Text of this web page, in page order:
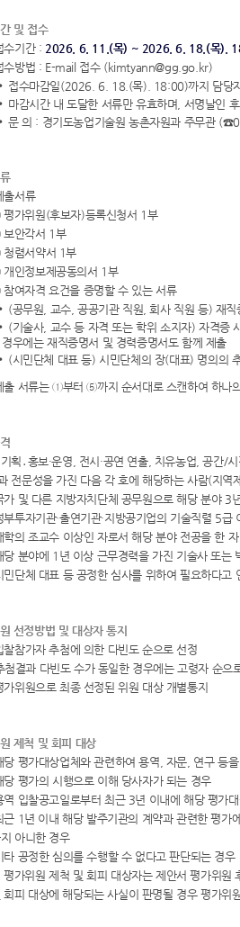
및 접수
수기간 : 2026. 6. 11.(목) ~ 2026. 6. 18.(목).
수방법 : E-mail 접수 (kimtyann@gg.go.kr)
접수마감일(2026. 6. 18.(목). 18:00)까지 담당
마감시간 내 도달한 서류만 유효하며, 서명날인
문 의 : 경기도농업기술원 농촌자원과 주무관
출서류
가위원(후보자)등록신청서 1부
안각서 1부
렴서약서 1부
인정보제공동의서 1부
여자격 요건을 증명할 수 있는 서류
(공무원, 교수, 공공기관 직원, 회사 직원 등) 재직
(기술사, 교수 등 자격 또는 학위 소지자) 자격증
경우에는 재직증명서 및 경력증명서도 함께 제출
(시민단체 대표 등) 시민단체의 장(대표) 명의의
출 서류는 ①부터 ⑤까지 순서대로 스캔하여 하나
획․홍보·운영, 전시·공연 연출, 치유농업, 공간/
전문성을 가진 다음 각 호에 해당하는 사람(지역
가 및 다른 지방자치단체 공무원으로 해당 분야 3
부투자기관·출연기관·지방공기업의 기술직렬 5
학의 조교수 이상인 자로서 해당 분야 전공을 한 자
당 분야에 1년 이상 근무경력을 가진 기술사 또는
민단체 대표 등 공정한 심사를 위하여 필요하다고
선정방법 및 대상자 통지
찰참가자 추첨에 의한 다빈도 순으로 선정
첨결과 다빈도 수가 동일한 경우에는 고령자 순으
가위원으로 최종 선정된 위원 대상 개별통지
제척 및 회피 대상
당 평가대상업체와 관련하여 용역, 자문, 연구 등
당 평가의 시행으로 이해 당사자가 되는 경우
역 입찰공고일로부터 최근 3년 이내에 해당 평가
근 1년 이내 해당 발주기관의 계약과 관련한 평가
아니한 경우
타 공정한 심의를 수행할 수 없다고 판단되는 경우
가위원 제척 및 회피 대상자는 제안서 평가위원
회피 대상에 해당되는 사실이 판명될 경우 평가위